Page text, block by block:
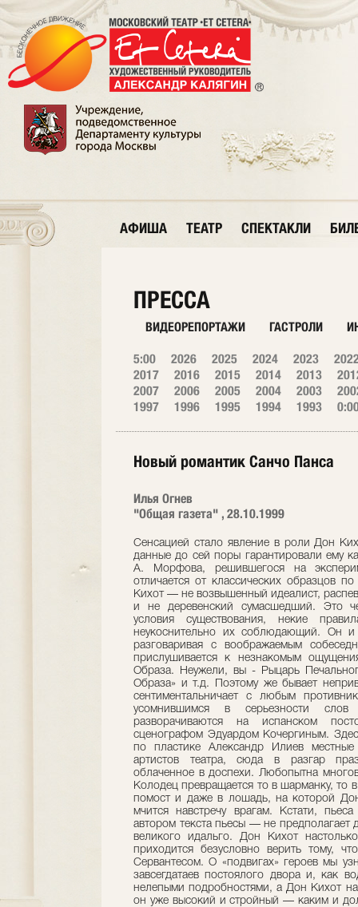
АФИША ТЕАТР СПЕКТАКЛИ
ПРЕССА
ВИДЕОРЕПОРТАЖИ ГАСТРОЛИ
5:00 2026 2025 2024 2023
2017
2016 2015 2014 2013
2007
2006 2005 2004 2003
1997
1996 1995 1994 1993
Новый романтик Санчо Панса
Илья Огнев
"Общая газета" , 28.10.1999
Сенсацией стало явление в роли Дон
данные до сей поры гарантировали ему
А. Морфова, решившегося на
отличается от классических образцов
Кихот — не возвышенный идеалист,
и не деревенский сумасшедший. Это
условия существования, некие
неукоснительно их соблюдающий. Он
разговаривая с воображаемым
прислушивается к незнакомым
Образа. Неужели, вы - Рыцарь
Образа» и т.д. Поэтому же бывает
сентиментальничает с любым
усомнившимся в серьезности
разворачиваются на испанском
сценографом Эдуардом Кочергиным.
по пластике Александр Илиев
артистов театра, сюда в разгар
облаченное в доспехи. Любопытна
Колодец превращается то в шарманку,
помост и даже в лошадь, на которой
мчится навстречу врагам. Кстати,
автором текста пьесы — не предполагает
великого идальго. Дон Кихот
приходится безусловно верить тому,
Сервантесом. О «подвигах» героев мы
завсегдатаев постоялого двора и, как
нелепыми подробностями, а Дон Кихот
он уже высокий и стройный — каким и